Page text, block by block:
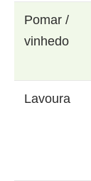
Pomar /
vinhedo
Lavoura